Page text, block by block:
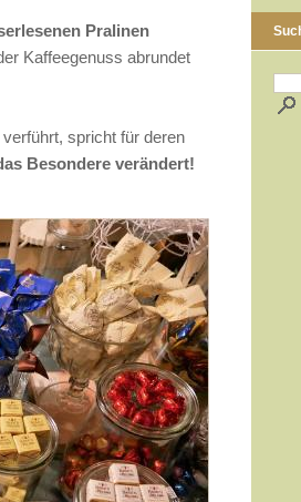
Pralinen
Kaffeegenuss abrundet
spricht für deren
Besondere verändert!